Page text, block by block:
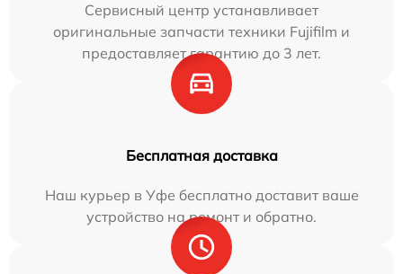
Сервисный центр устанавливает
оригинальные запчасти техники Fujifilm и
предоставляет гарантию до 3 лет.
Бесплатная доставка
Наш курьер в Уфе бесплатно доставит ваше
устройство на ремонт и обратно.